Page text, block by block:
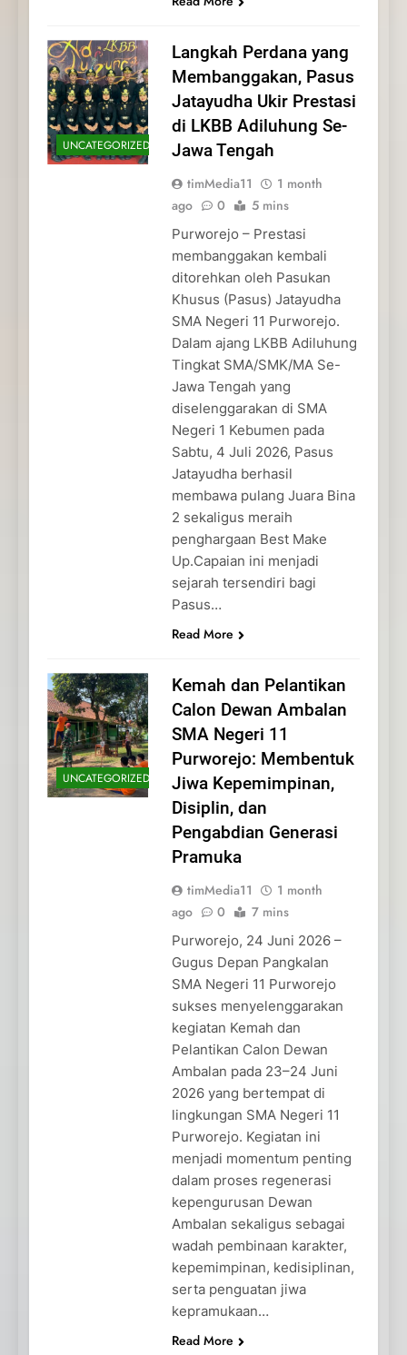
UNCATEGORIZED
Langkah Perdana yang
Membanggakan, Pasus
Jatayudha Ukir Prestasi
di LKBB Adiluhung Se-
Jawa Tengah
timMedia11
1 month
ago
0 5 mins
Purworejo – Prestasi
membanggakan kembali
ditorehkan oleh Pasukan
Khusus (Pasus) Jatayudha
SMA Negeri 11 Purworejo.
Dalam ajang LKBB Adiluhung
Tingkat SMA/SMK/MA Se-
Jawa Tengah yang
diselenggarakan di SMA
Negeri 1 Kebumen pada
Sabtu, 4 Juli 2026, Pasus
Jatayudha berhasil
membawa pulang Juara Bina
2 sekaligus meraih
penghargaan Best Make
Up.Capaian ini menjadi
sejarah tersendiri bagi
Pasus…
Read More
UNCATEGORIZED
Kemah dan Pelantikan
Calon Dewan Ambalan
SMA Negeri 11
Purworejo: Membentuk
Jiwa Kepemimpinan,
Disiplin, dan
Pengabdian Generasi
Pramuka
timMedia11
1 month
ago
0 7 mins
Purworejo, 24 Juni 2026 –
Gugus Depan Pangkalan
SMA Negeri 11 Purworejo
sukses menyelenggarakan
kegiatan Kemah dan
Pelantikan Calon Dewan
Ambalan pada 23–24 Juni
2026 yang bertempat di
lingkungan SMA Negeri 11
Purworejo. Kegiatan ini
menjadi momentum penting
dalam proses regenerasi
kepengurusan Dewan
Ambalan sekaligus sebagai
wadah pembinaan karakter,
kepemimpinan, kedisiplinan,
serta penguatan jiwa
kepramukaan…
Read More